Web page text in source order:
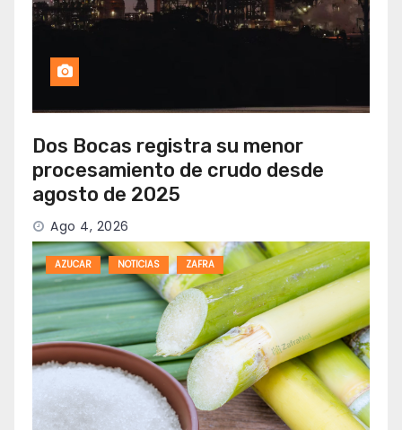
Dos Bocas registra su menor
procesamiento de crudo desde
agosto de 2025
Ago 4, 2026
AZUCAR NOTICIAS ZAFRA